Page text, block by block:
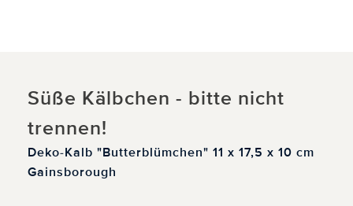
Süße Kälbchen - bitte nicht
trennen!
Deko-Kalb "Butterblümchen" 11 x 17,5 x 10 cm
Gainsborough